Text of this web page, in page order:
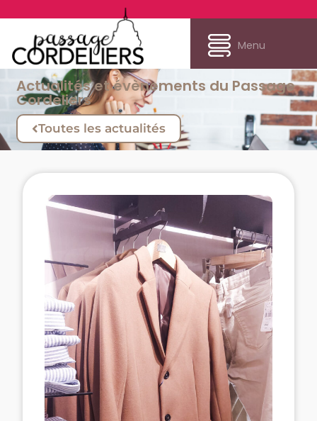
Menu
Actualités et évènements du Passage
Cordeliers
Toutes les actualités